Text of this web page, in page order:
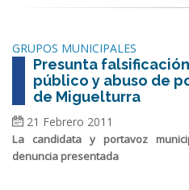
GRUPOS MUNICIPALES
Presunta
público y abuso de
de Miguelturra
21 Febrero 2011
La candidata y portavoz
denuncia presentada